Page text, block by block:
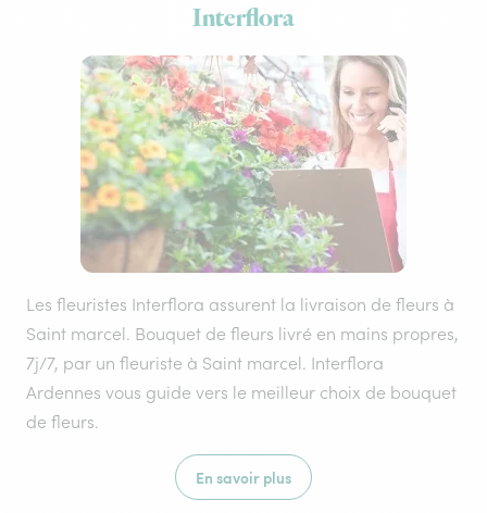
Interflora
Les fleuristes Interflora assurent la livraison de fleurs à
Saint marcel. Bouquet de fleurs livré en mains propres,
7j/7, par un fleuriste à Saint marcel. Interflora
Ardennes vous guide vers le meilleur choix de bouquet
de fleurs.
En savoir plus